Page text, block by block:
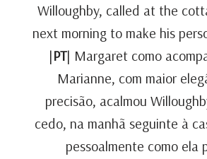
Willoughby, called at the
next morning to make his
|PT| Margaret como
Marianne, com maior
precisão, acalmou
cedo, na manhã seguinte à
pessoalmente como ela